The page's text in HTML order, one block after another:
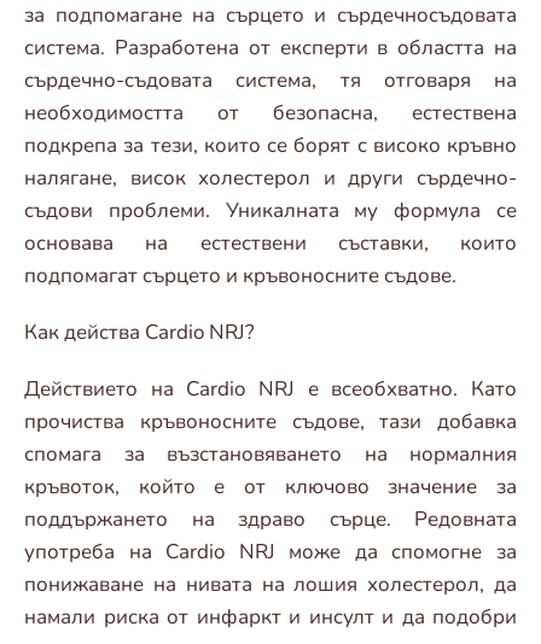
за подпомагане на сърцето и сърдечносъдовата
система. Разработена от експерти в областта на
сърдечно-съдовата система, тя отговаря на
необходимостта от безопасна, естествена
подкрепа за тези, които се борят с високо кръвно
налягане, висок холестерол и други сърдечно-
съдови проблеми. Уникалната му формула се
основава на естествени съставки, които
подпомагат сърцето и кръвоносните съдове.
Как действа Cardio NRJ?
Действието на Cardio NRJ е всеобхватно. Като
прочиства кръвоносните съдове, тази добавка
спомага за възстановяването на нормалния
кръвоток, който е от ключово значение за
поддържането на здраво сърце. Редовната
употреба на Cardio NRJ може да спомогне за
понижаване на нивата на лошия холестерол, да
намали риска от инфаркт и инсулт и да подобри